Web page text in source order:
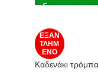
ΕΞΑΝ
ΤΛΗΜ
ΈΝΟ
Καδενάκι